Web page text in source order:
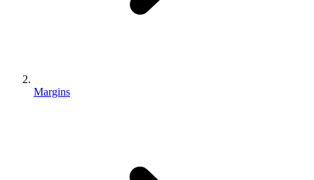
Margins